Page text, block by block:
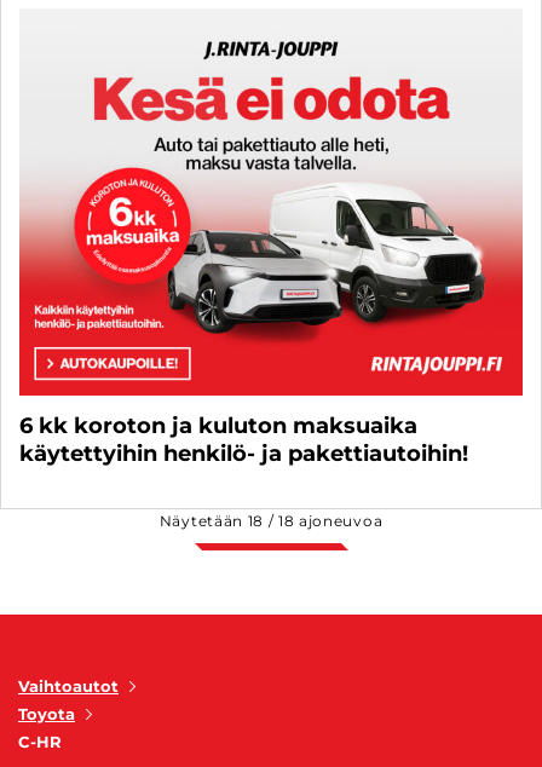
6 kk koroton ja kuluton maksuaika
käytettyihin henkilö- ja pakettiautoihin!
Näytetään 18 /18 ajoneuvoa
Vaihtoautot
Toyota
C-HR